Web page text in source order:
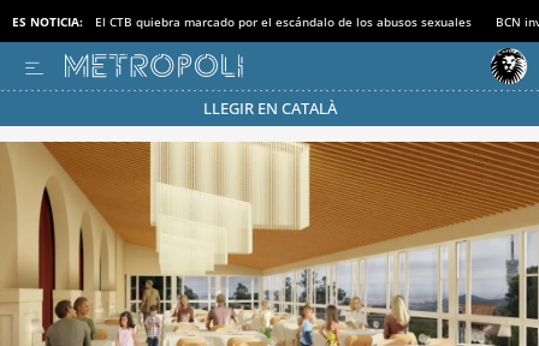
ES NOTICIA: El CTB quiebra marcado por el escándalo de los abusos sexuales BCN
LLEGIR EN CATALÀ
Pásate al MODO AHORRO